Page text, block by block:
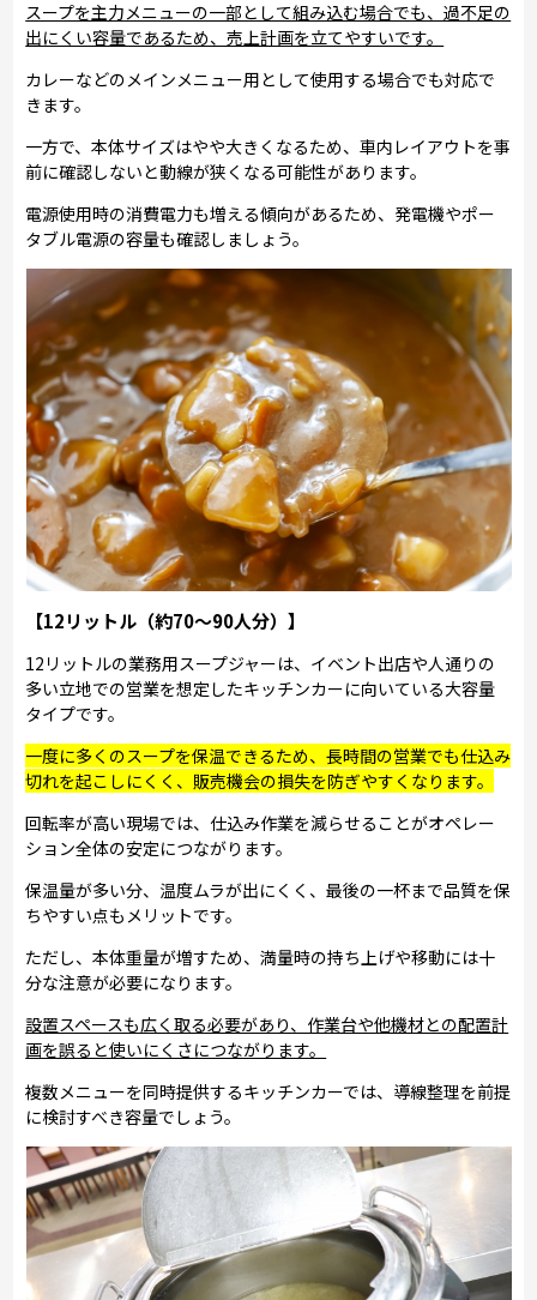
スープを主力メニューの一部として組み込む場合でも、過不足の
出にくい容量であるため、売上計画を立てやすいです。
カレーなどのメインメニュー用として使用する場合でも対応で
きます。
一方で、本体サイズはやや大きくなるため、車内レイアウトを事
前に確認しないと動線が狭くなる可能性があります。
電源使用時の消費電力も増える傾向があるため、発電機やポー
タブル電源の容量も確認しましょう。
【12リットル（約70～90人分）】
12リットルの業務用スープジャーは、イベント出店や人通りの
多い立地での営業を想定したキッチンカーに向いている大容量
タイプです。
一度に多くのスープを保温できるため、長時間の営業でも仕込み
切れを起こしにくく、販売機会の損失を防ぎやすくなります。
回転率が高い現場では、仕込み作業を減らせることがオペレー
ション全体の安定につながります。
保温量が多い分、温度ムラが出にくく、最後の一杯まで品質を保
ちやすい点もメリットです。
ただし、本体重量が増すため、満量時の持ち上げや移動には十
分な注意が必要になります。
設置スペースも広く取る必要があり、作業台や他機材との配置計
画を誤ると使いにくさにつながります。
複数メニューを同時提供するキッチンカーでは、導線整理を前提
に検討すべき容量でしょう。